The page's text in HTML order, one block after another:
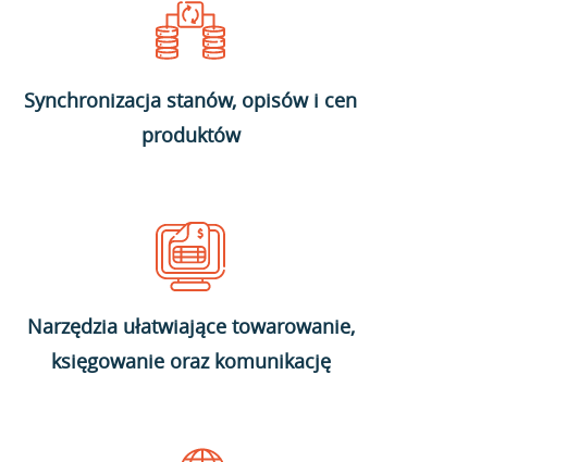
Synchronizacja stanów, opisów i cen
produktów
Narzędzia ułatwiające towarowanie,
księgowanie oraz komunikację